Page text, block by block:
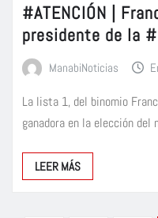
#ATENCIÓN |
presidente de la
ManabiNoticias
La lista 1, del binomio
ganadora en la elección
LEER MÁS